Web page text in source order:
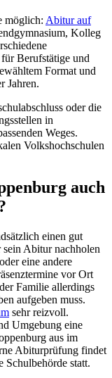
möglich: Abitur auf
Kolleg
Berufstätige und
Format und
Jahren.
oder die
in
Weges.
Volkshochschulen
auch
einen gut
Abitur nachholen
eine andere
vor Ort
Familie allerdings
aufgeben muss.
sehr reizvoll.
Umgebung eine
aus im
Abiturprüfung findet
Schulbehörde statt.